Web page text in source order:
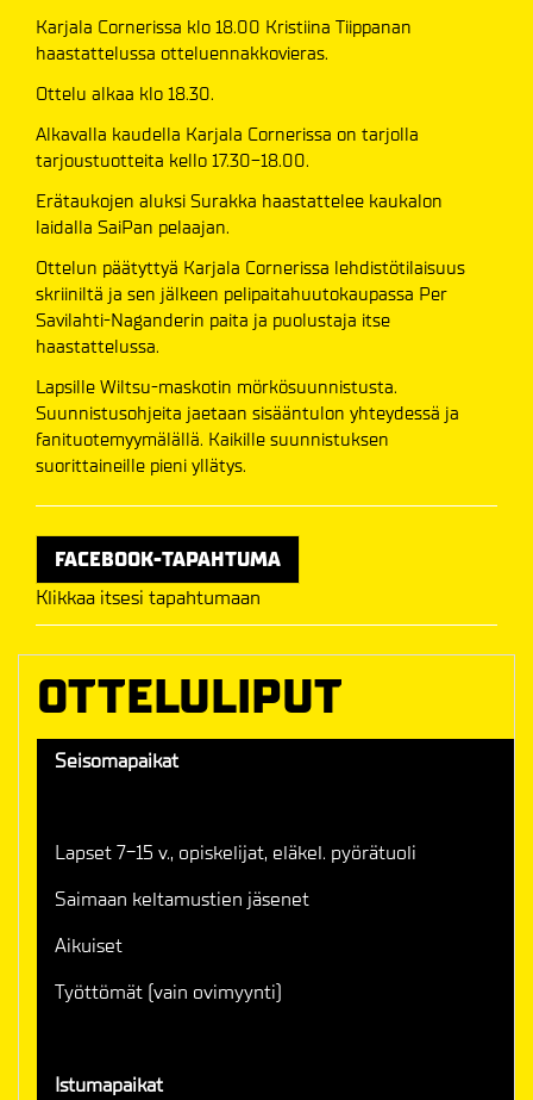
Karjala Cornerissa klo 18.00 Kristiina Tiippanan
haastattelussa otteluennakkovieras.
Ottelu alkaa klo 18.30.
Alkavalla kaudella Karjala Cornerissa on tarjolla
tarjoustuotteita kello 17.30-18.00.
Erätaukojen aluksi Surakka haastattelee kaukalon
laidalla SaiPan pelaajan.
Ottelun päätyttyä Karjala Cornerissa lehdistötilaisuus
skriiniltä ja sen jälkeen pelipaitahuutokaupassa Per
Savilahti-Naganderin paita ja puolustaja itse
haastattelussa.
Lapsille Wiltsu-maskotin mörkösuunnistusta.
Suunnistusohjeita jaetaan sisääntulon yhteydessä ja
fanituotemyymälällä. Kaikille suunnistuksen
suorittaineille pieni yllätys.
FACEBOOK-TAPAHTUMA
Klikkaa itsesi tapahtumaan
OTTELULIPUT
Seisomapaikat
Lapset 7-15 v., opiskelijat, eläkel. pyörätuoli
Saimaan keltamustien jäsenet
Aikuiset
Työttömät (vain ovimyynti)
Istumapaikat